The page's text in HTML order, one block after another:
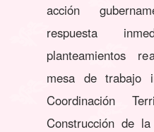
acción
respuesta
planteamientos
mesa de trabajo
Coordinación
Construcción de